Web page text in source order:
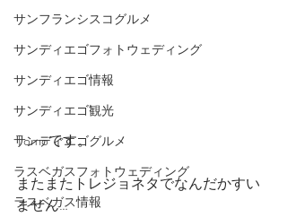
サンフランシスコグルメ
サンディエゴフォトウェディング
サンディエゴ情報
サンディエゴ観光
サンディエゴグルメ
ラスベガスフォトウェディング
ラスベガス情報
Tomoです。
またまたトレジョネタでなんだかすい
ません…